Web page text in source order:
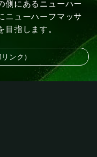
側にあるニューハー
ニューハーフマッサ
指します。
ンク）